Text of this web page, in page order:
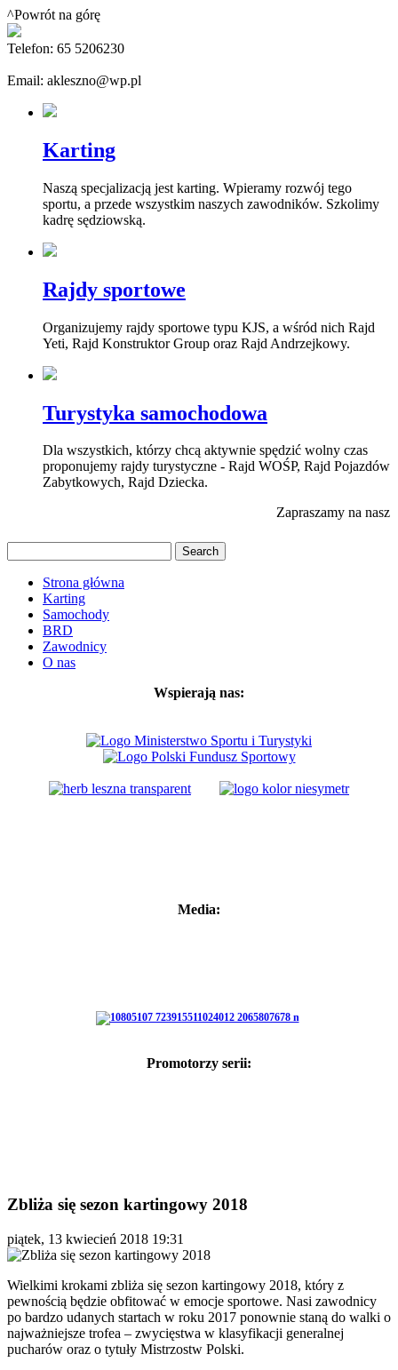
^Powrót na górę
Telefon: 65 5206230
Email: akleszno@wp.pl
Karting
Naszą specjalizacją jest karting. Wpieramy rozwój tego
sportu, a przede wszystkim naszych zawodników. Szkolimy
kadrę sędziowską.
Rajdy sportowe
Organizujemy rajdy sportowe typu KJS, a wśród nich Rajd
Yeti, Rajd Konstruktor Group oraz Rajd Andrzejkowy.
Turystyka samochodowa
Dla wszystkich, którzy chcą aktywnie spędzić wolny czas
proponujemy rajdy turystyczne - Rajd WOŚP, Rajd Pojazdów
Zabytkowych, Rajd Dziecka.
Zapraszamy na
Strona główna
Karting
Samochody
BRD
Zawodnicy
O nas
Wspierają nas:
Media:
Promotorzy serii:
Zbliża się sezon kartingowy 2018
piątek, 13 kwiecień 2018 19:31
Wielkimi krokami zbliża się sezon kartingowy 2018, który z
pewnością będzie obfitować w emocje sportowe. Nasi zawodnicy
po bardzo udanych startach w roku 2017 ponownie staną do walki o
najważniejsze trofea – zwycięstwa w klasyfikacji generalnej
pucharów oraz o tytuły Mistrzostw Polski.